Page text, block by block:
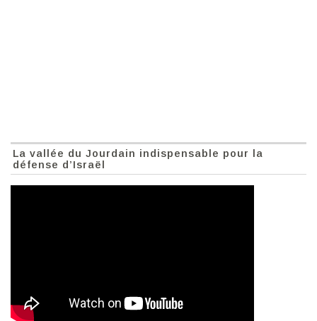
La vallée du Jourdain indispensable pour la
défense d’Israël